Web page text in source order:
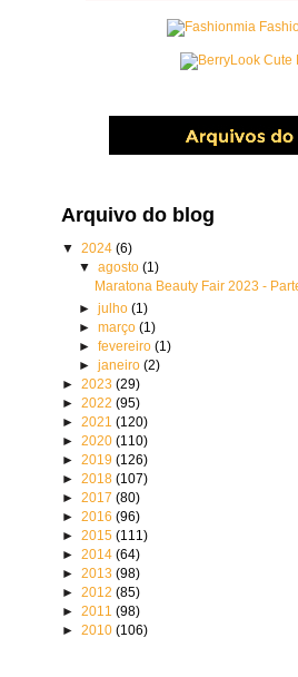
Arquivo do blog
▼2024(6)
▼ agosto (1)
Maratona Beauty Fair 2023 -
► julho (1)
► março (1)
► fevereiro (1)
► janeiro (2)
►2023(29)
►2022(95)
►2021(120)
►2020(110)
►2019(126)
►2018(107)
►2017(80)
►2016(96)
►2015(111)
►2014(64)
►2013(98)
►2012(85)
►2011(98)
►2010(106)